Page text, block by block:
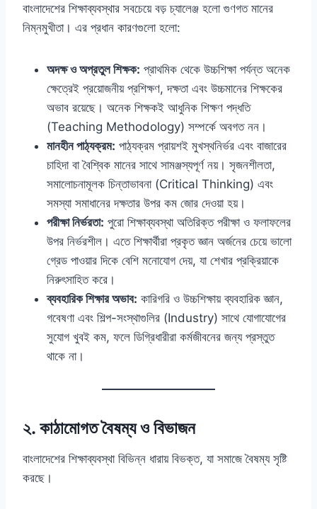
বাংলাদেশের শিক্ষাব্যবস্থার সবচেয়ে বড় চ্যালেঞ্জ হলো গুণগত মানের
নিম্নমুখীতা। এর প্রধান কারণগুলো হলো:
অদক্ষ ও অপ্রতুল শিক্ষক: প্রাথমিক থেকে উচ্চশিক্ষা পর্যন্ত অনেক
ক্ষেত্রেই প্রয়োজনীয় প্রশিক্ষণ, দক্ষতা এবং উচ্চমানের শিক্ষকের
অভাব রয়েছে। অনেক শিক্ষকই আধুনিক শিক্ষণ পদ্ধতি
(Teaching Methodology) সম্পর্কে অবগত নন।
মানহীন পাঠ্যক্রম: পাঠ্যক্রম প্রায়শই মুখস্থনির্ভর এবং বাজারের
চাহিদা বা বৈশ্বিক মানের সাথে সামঞ্জস্যপূর্ণ নয়। সৃজনশীলতা,
সমালোচনামূলক চিন্তাভাবনা (Critical Thinking) এবং
সমস্যা সমাধানের দক্ষতার উপর কম জোর দেওয়া হয়।
পরীক্ষা নির্ভরতা: পুরো শিক্ষাব্যবস্থা অতিরিক্ত পরীক্ষা ও ফলাফলের
উপর নির্ভরশীল। এতে শিক্ষার্থীরা প্রকৃত জ্ঞান অর্জনের চেয়ে ভালো
গ্রেড পাওয়ার দিকে বেশি মনোযোগ দেয়, যা শেখার প্রক্রিয়াকে
নিরুৎসাহিত করে।
ব্যবহারিক শিক্ষার অভাব: কারিগরি ও উচ্চশিক্ষায় ব্যবহারিক জ্ঞান,
গবেষণা এবং শিল্প-সংস্থাগুলির (Industry) সাথে যোগাযোগের
সুযোগ খুবই কম, ফলে ডিগ্রিধারীরা কর্মজীবনের জন্য প্রস্তুত
থাকে না।
২. কাঠামোগত বৈষম্য ও বিভাজন
বাংলাদেশের শিক্ষাব্যবস্থা বিভিন্ন ধারায় বিভক্ত, যা সমাজে বৈষম্য সৃষ্টি
করছে।